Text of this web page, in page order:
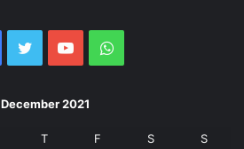
Facebook
Twitter YouTubeWhatsApp
December 2021
T F S S